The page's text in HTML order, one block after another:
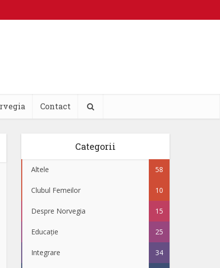
Contact
Categorii
Altele 58
Clubul Femeilor 10
Despre Norvegia 15
Educație 25
Integrare 34